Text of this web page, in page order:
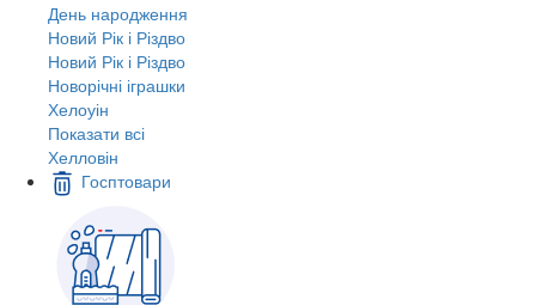
День народження
Новий Рік і Різдво
Новий Рік і Різдво
Новорічні іграшки
Хелоуін
Показати всі
Хелловін
Госптовари